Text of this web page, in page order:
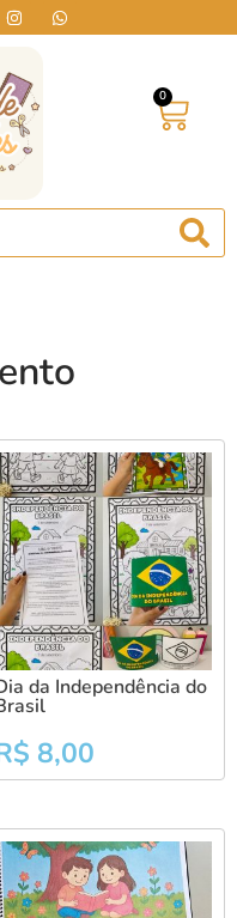
0
da Independência do
8,00